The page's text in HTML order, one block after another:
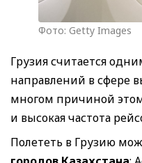
Фото: Getty Images
Грузия считается
направлений в сфере
многом причиной
и высокая частота
Полететь в Грузию